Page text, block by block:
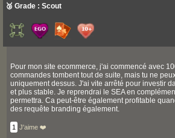
🥉 Grade : Scout
Pour mon site ecommerce, j'ai commencé avec
commandes tombent tout de suite, mais tu ne
uniquement dessus. J'ai vite arrêté pour investir
et plus stable. Je reprendrai le SEA en
permettra. Ca peut-être également profitable
des requête branding également.
1 J'aime ❤️